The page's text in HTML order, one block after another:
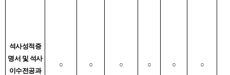
석사성적증
명서 및 석사
이수전공과
○ ○ ○ ○ ○ ○